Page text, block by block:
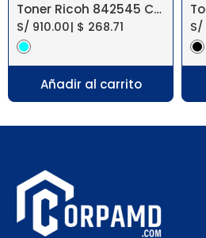
Toner Ricoh 842545 Cyan IM C4510/IM C6010
S/ 910.00| $ 268.71
Añadir al carrito
S/